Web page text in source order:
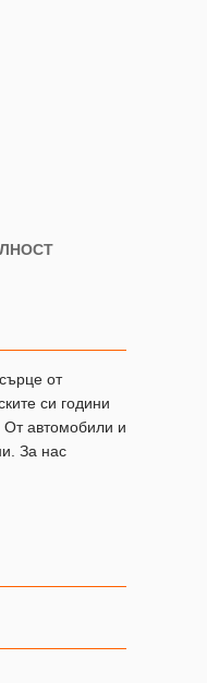
от
си години
От автомобили и
За нас